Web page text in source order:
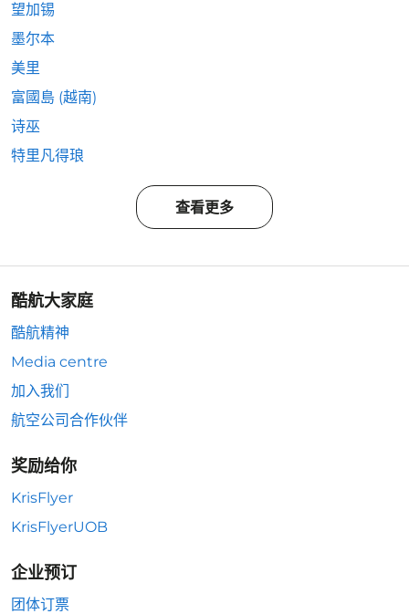
望加锡
墨尔本
美里
富國島 (越南)
诗巫
特里凡得琅
查看更多
酷航大家庭
酷航精神
Media centre
加入我们
航空公司合作伙伴
奖励给你
KrisFlyer
KrisFlyerUOB
企业预订
团体订票